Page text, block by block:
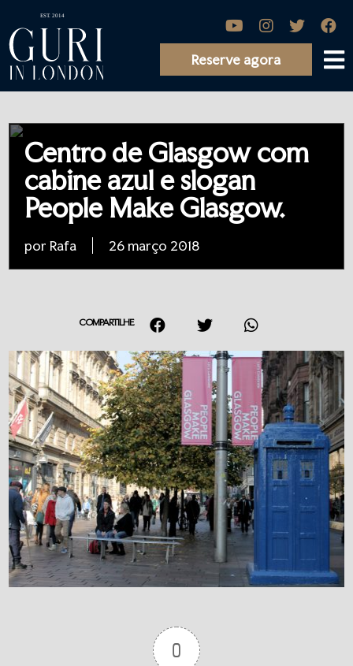
Reserve agora
Centro de Glasgow com
cabine azul e slogan
People Make Glasgow.
por Rafa 26 março 2018
COMPARTILHE
0